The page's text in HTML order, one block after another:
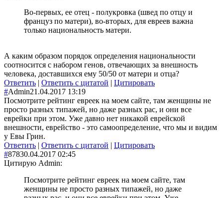
Во-первых, ее отец - полукровка (швед по отцу и
француз по матери), во-вторых, для евреев важна
только национальность матери.
А каким образом порядок определения национальности
соотносится с набором генов, отвечающих за внешность
человека, доставшихся ему 50/50 от матери и отца?
Ответить | Ответить с цитатой | Цитировать
#Admin21.04.2017 13:19
Посмотрите рейтинг евреек на моем сайте, там женщины не
просто разных типажей, но даже разных рас, и они все
еврейки при этом. Уже давно нет никакой еврейской
внешности, еврейство - это самоопределение, что мы и видим
у Евы Грин.
Ответить | Ответить с цитатой | Цитировать
#87830.04.2017 02:45
Цитирую Admin:
Посмотрите рейтинг евреек на моем сайте, там
женщины не просто разных типажей, но даже